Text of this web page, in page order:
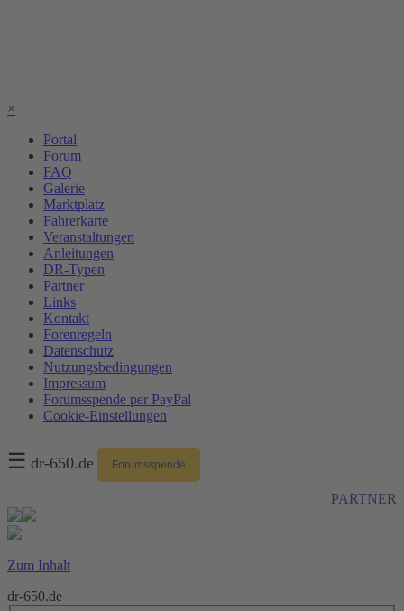
×
Portal
Forum
FAQ
Galerie
Marktplatz
Fahrerkarte
Veranstaltungen
Anleitungen
DR-Typen
Partner
Links
Kontakt
Forenregeln
Datenschutz
Nutzungsbedingungen
Impressum
Forumsspende per PayPal
Cookie-Einstellungen
☰ dr-650.de Forumsspende
PARTNER
Zum Inhalt
dr-650.de